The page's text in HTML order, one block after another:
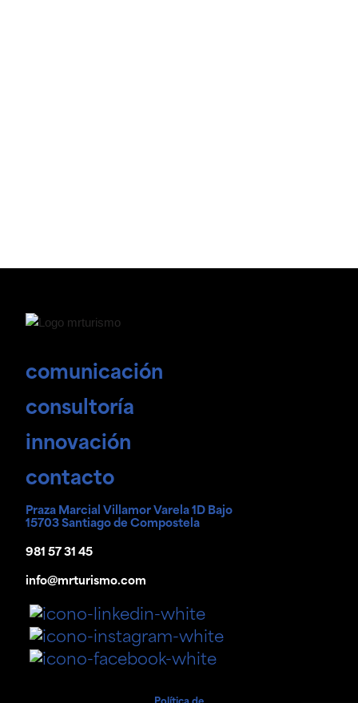
comunicación
consultoría
innovación
contacto
Praza Marcial Villamor Varela 1D Bajo
15703 Santiago de Compostela
981 57 31 45
info@mrturismo.com